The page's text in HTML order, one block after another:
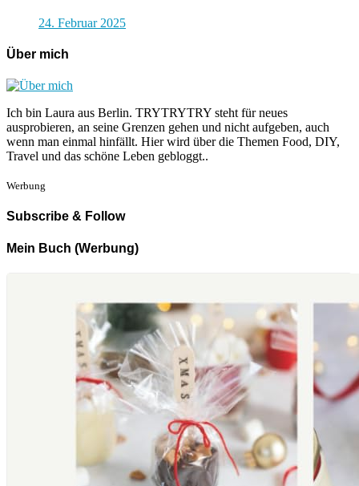
24. Februar 2025
Über mich
Ich bin Laura aus Berlin. TRYTRYTRY steht für neues
ausprobieren, an seine Grenzen gehen und nicht aufgeben, auch
wenn man einmal hinfällt. Hier wird über die Themen Food, DIY,
Travel und das schöne Leben gebloggt..
Werbung
Subscribe & Follow
Mein Buch (Werbung)